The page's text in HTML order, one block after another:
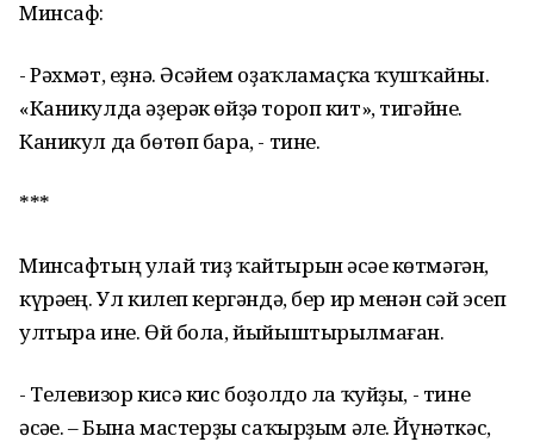
Минсаф:
- Рәхмәт, еҙнә. Әсәйем оҙаҡламаҫҡа ҡушҡайны.
«Каникулда әҙерәк өйҙә тороп кит», тигәйне.
Каникул да бөтөп бара, - тине.
***
Минсафтың улай тиҙ ҡайтырын әсәһе көтмәгән,
күрәһең. Ул килеп кергәндә, бер ир менән сәй эсеп
ултыра ине. Өй бола, йыйыштырылмаған.
- Телевизор кисә кис боҙолдо ла ҡуйҙы, - тине
әсәһе. – Бына мастерҙы саҡырҙым әле. Йүнәткәс,